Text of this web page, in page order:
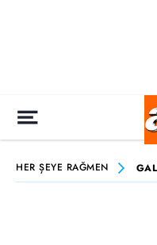
HER ŞEYE RAĞMEN